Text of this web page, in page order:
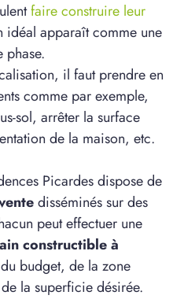
faire construire leur
idéal apparaît comme une
phase.
il faut prendre en
comme par exemple,
sol, arrêter la surface
de la maison, etc.
Picardes dispose de
disséminés sur des
peut effectuer une
constructible à
budget, de la zone
la superficie désirée.